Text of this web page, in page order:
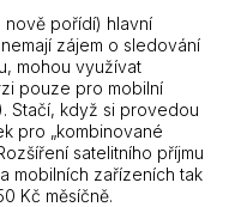
nově pořídí) hlavní
zájem o sledování
mohou využívat
pouze pro mobilní
Stačí, když si provedou
pro „kombinované
satelitního příjmu
mobilních zařízeních tak
Kč měsíčně.